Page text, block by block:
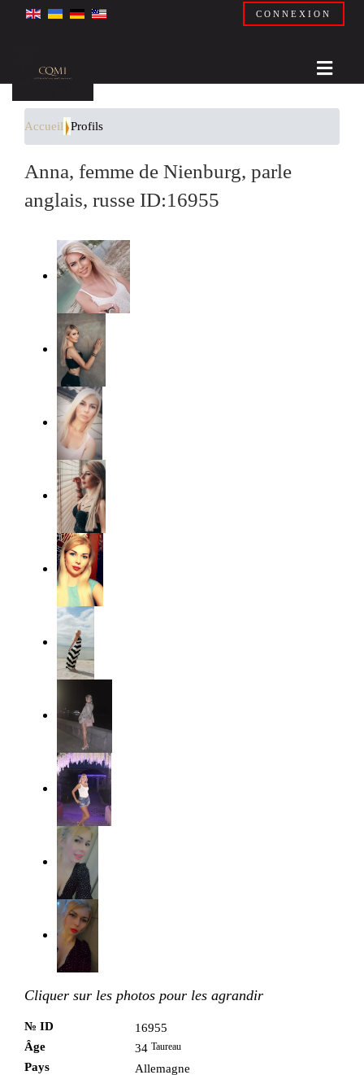
CONNEXION
Accueil Profils
Anna, femme de Nienburg, parle
anglais, russe ID:16955
Cliquer sur les photos pour les agrandir
№ ID
16955
Âge
34 Taureau
Pays
Allemagne